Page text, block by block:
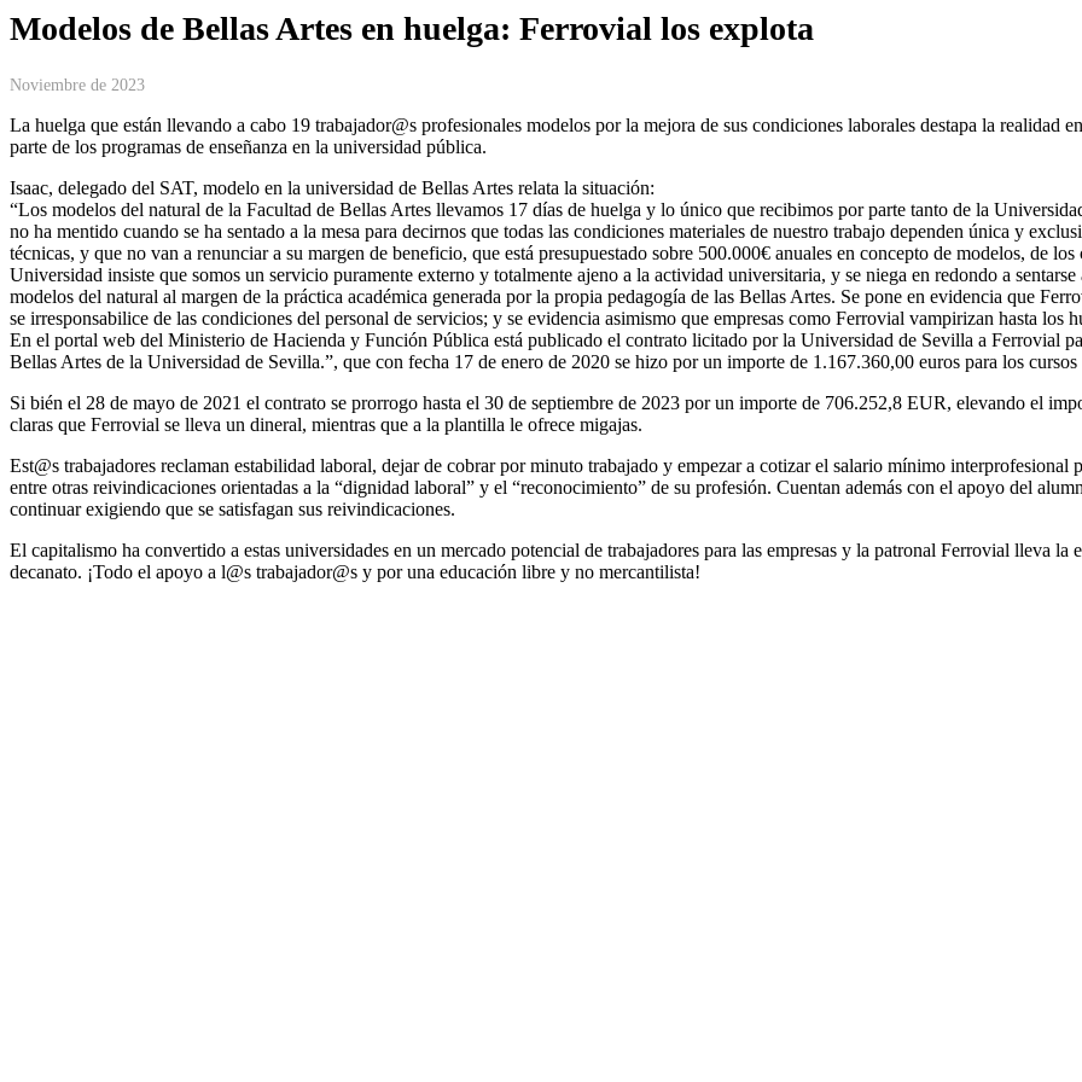
Modelos de Bellas Artes en huelga: Ferrovial los explota
Noviembre de 2023
La huelga que están llevando a cabo 19 trabajador@s profesionales modelos por la mejora de sus condiciones laborales destapa la realidad
parte de los programas de enseñanza en la universidad pública.
Isaac, delegado del SAT, modelo en la universidad de Bellas Artes relata la situación:
“Los modelos del natural de la Facultad de Bellas Artes llevamos 17 días de huelga y lo único que recibimos por parte tanto de la
no ha mentido cuando se ha sentado a la mesa para decirnos que todas las condiciones materiales de nuestro trabajo dependen única y
técnicas, y que no van a renunciar a su margen de beneficio, que está presupuestado sobre 500.000€ anuales en concepto de modelos, de
Universidad insiste que somos un servicio puramente externo y totalmente ajeno a la actividad universitaria, y se niega en redondo a
modelos del natural al margen de la práctica académica generada por la propia pedagogía de las Bellas Artes. Se pone en evidencia que
se irresponsabilice de las condiciones del personal de servicios; y se evidencia asimismo que empresas como Ferrovial vampirizan hasta los
En el portal web del Ministerio de Hacienda y Función Pública está publicado el contrato licitado por la Universidad de Sevilla a Ferrovial
Bellas Artes de la Universidad de Sevilla.”, que con fecha 17 de enero de 2020 se hizo por un importe de 1.167.360,00 euros para los
Si bién el 28 de mayo de 2021 el contrato se prorrogo hasta el 30 de septiembre de 2023 por un importe de 706.252,8 EUR, elevando el
claras que Ferrovial se lleva un dineral, mientras que a la plantilla le ofrece migajas.
Est@s trabajadores reclaman estabilidad laboral, dejar de cobrar por minuto trabajado y empezar a cotizar el salario mínimo
entre otras reivindicaciones orientadas a la “dignidad laboral” y el “reconocimiento” de su profesión. Cuentan además con el apoyo del
continuar exigiendo que se satisfagan sus reivindicaciones.
El capitalismo ha convertido a estas universidades en un mercado potencial de trabajadores para las empresas y la patronal Ferrovial lleva
decanato. ¡Todo el apoyo a l@s trabajador@s y por una educación libre y no mercantilista!